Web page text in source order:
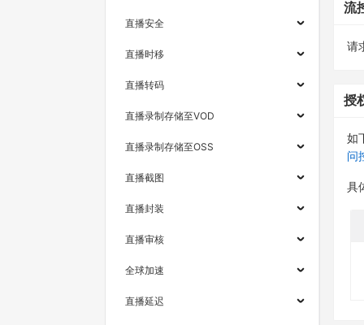
直播安全
直播时移
直播转码
直播录制存储至VOD
直播录制存储至OSS
直播截图
直播封装
直播审核
全球加速
直播延迟
流
请
授
如
问
具